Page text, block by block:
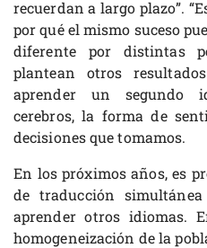
recuerdan a largo plazo”.
por qué el mismo suceso
diferente por distintas
plantean otros
aprender un segundo
cerebros, la forma de
decisiones que tomamos.
En los próximos años, es
de traducción
aprender otros idiomas.
homogeneización de la